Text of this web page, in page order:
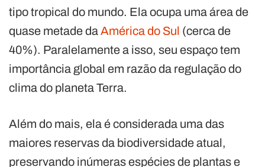
tipo tropical do mundo. Ela ocupa uma área de
quase metade daAmérica do Sul (cerca de
40%). Paralelamente a isso, seu espaço tem
importância global em razão da regulação do
clima do planeta Terra.
Além do mais, ela é considerada uma das
maiores reservas da biodiversidade atual,
preservando inúmeras espécies de plantas e